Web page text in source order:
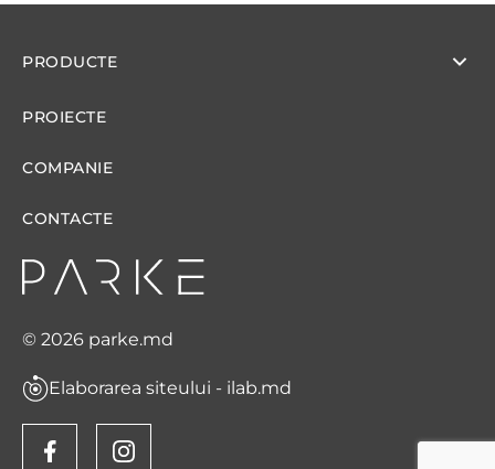
© 2026 parke.md
Elaborarea siteului - ilab.md
PRODUCTE
PROIECTE
COMPANIE
CONTACTE